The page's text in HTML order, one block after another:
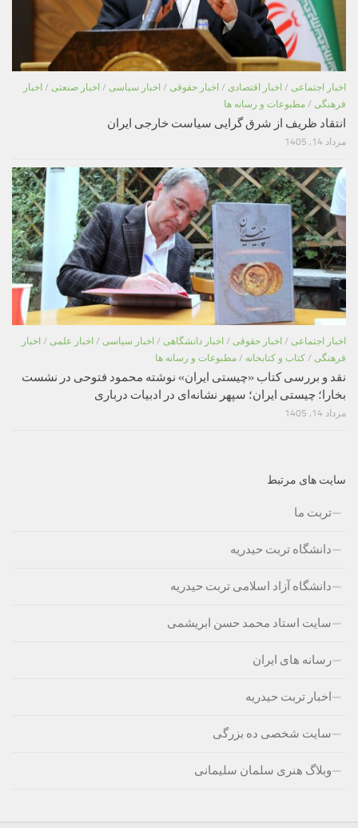
اخبار اجتماعی / اخبار اقتصادی / اخبار حقوقی / اخبار سیاسی / اخبار صنعتی / اخبار
فرهنگی / مطبوعات و رسانه ها
انتقاد ظریف از شرق گرایی سیاست خارجی ایران
مرداد 14, 1405
اخبار اجتماعی / اخبار حقوقی / اخبار دانشگاهی / اخبار سیاسی / اخبار علمی / اخبار
فرهنگی / کتاب و کتابخانه / مطبوعات و رسانه ها
نقد و بررسی کتاب «چیستی ایران» نوشته محمود فتوحی در نشست
بخارا؛ چیستی ایران؛ سپهر نشانه‌ای در ادبیات درباری
مرداد 14, 1405
سایت های مرتبط
تربت ما
دانشگاه تربت حیدریه
دانشگاه آزاد اسلامی تربت حیدریه
سایت استاد محمد حسن ابریشمی
رسانه های ایران
اخبار تربت حیدریه
سایت شخصی ده بزرگی
وبلاگ هنری سلمان سلیمانی